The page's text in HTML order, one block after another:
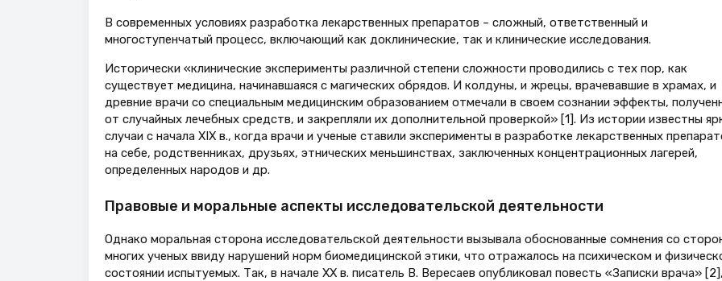
В современных условиях разработка лекарственных препаратов – сложный, ответственный и
многоступенчатый процесс, включающий как доклинические, так и клинические исследования.
Исторически «клинические эксперименты различной степени сложности проводились с тех пор, как
существует медицина, начинавшаяся с магических обрядов. И колдуны, и жрецы, врачевавшие в храмах, и
древние врачи со специальным медицинским образованием отмечали в своем сознании эффекты,
от случайных лечебных средств, и закрепляли их дополнительной проверкой» [1]. Из истории известны
случаи с начала XIX в., когда врачи и ученые ставили эксперименты в разработке лекарственных
на себе, родственниках, друзьях, этнических меньшинствах, заключенных концентрационных лагерей,
определенных народов и др.
Правовые и моральные аспекты исследовательской деятельности
Однако моральная сторона исследовательской деятельности вызывала обоснованные сомнения со
многих ученых ввиду нарушений норм биомедицинской этики, что отражалось на психическом и
состоянии испытуемых. Так, в начале XX в. писатель В. Вересаев опубликовал повесть «Записки врача»